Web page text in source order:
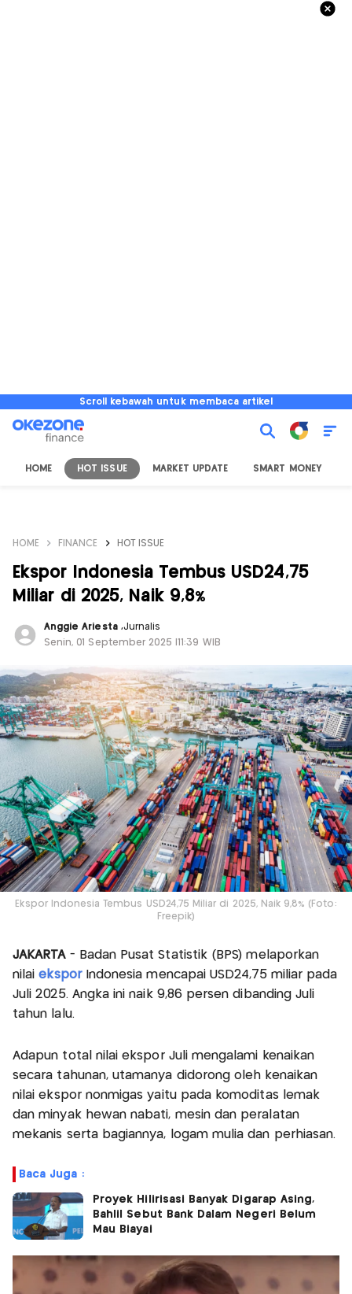
Scroll kebawah untuk membaca artikel
HOME HOT ISSUE MARKET UPDATE SMART MONEY
HOME FINANCE HOT ISSUE
Ekspor Indonesia Tembus USD24,75
Miliar di 2025, Naik 9,8%
Anggie Ariesta ,Jurnalis
Senin, 01 September 2025 |11:39 WIB
Ekspor Indonesia Tembus USD24,75 Miliar di 2025, Naik 9,8% (Foto:
Freepik)
JAKARTA- Badan Pusat Statistik (BPS) melaporkan
nilaieksporIndonesia mencapai USD24,75 miliar pada
Juli 2025. Angka ini naik 9,86 persen dibanding Juli
tahun lalu.
Adapun total nilai ekspor Juli mengalami kenaikan
secara tahunan, utamanya didorong oleh kenaikan
nilai ekspor nonmigas yaitu pada komoditas lemak
dan minyak hewan nabati, mesin dan peralatan
mekanis serta bagiannya, logam mulia dan perhiasan.
Baca Juga :
Proyek Hilirisasi Banyak Digarap Asing,
Bahlil Sebut Bank Dalam Negeri Belum
Mau Biayai